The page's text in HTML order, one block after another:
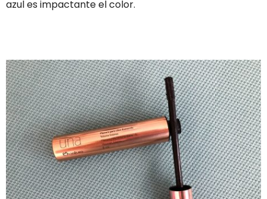
azul es impactante el color.